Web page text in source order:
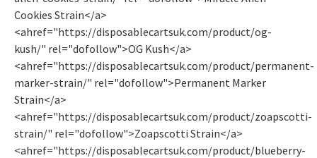
Cookies Strain</a>
<ahref="https://disposablecartsuk.com/product/og-
kush/" rel="dofollow">OG Kush</a>
<ahref="https://disposablecartsuk.com/product/permanent-
marker-strain/" rel="dofollow">Permanent Marker
Strain</a>
<ahref="https://disposablecartsuk.com/product/zoapscotti-
strain/" rel="dofollow">Zoapscotti Strain</a>
<ahref="https://disposablecartsuk.com/product/blueberry-